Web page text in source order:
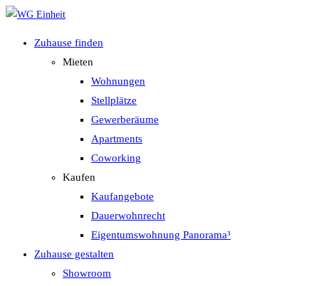
Zum
springen
Zuhause finden
Mieten
Wohnungen
Stellplätze
Gewerberäume
Apartments
Coworking
Kaufen
Kaufangebote
Dauerwohnrecht
Eigentumswohnung Panorama³
Zuhause gestalten
Showroom